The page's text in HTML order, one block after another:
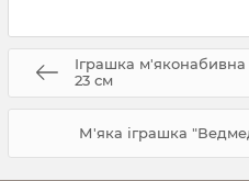
Іграшка
23 см
М'яка іграшка